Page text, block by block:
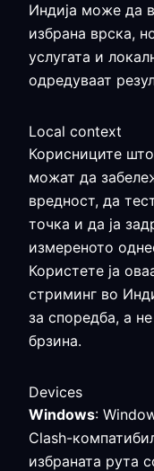
Индија може да
избрана врска,
услугата и
одредуваат
Local context
Корисниците
можат да
вредност, да
точка и да ја
измереното
Користете ја
стриминг во
за споредба, а
брзина.
Devices
Windows:
Clash-
избраната рута